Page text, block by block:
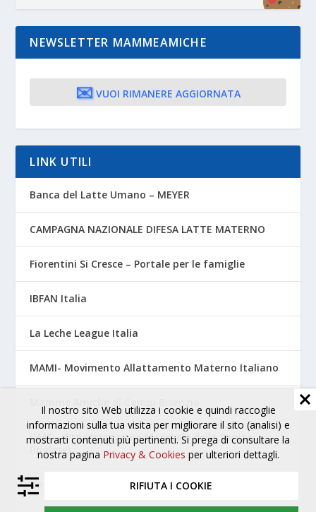
NEWSLETTER MAMMEAMICHE
✉️ VUOI RIMANERE AGGIORNATA
LINK UTILI
Banca del Latte Umano – MEYER
CAMPAGNA NAZIONALE DIFESA LATTE MATERNO
Fiorentini Si Cresce – Portale per le famiglie
IBFAN Italia
La Leche League Italia
MAMI- Movimento Allattamento Materno Italiano
OMS – Organizzazione Mondiale della Sanità
(inglese)
Tossicologia Perinatale – AOUC Careggi
Il nostro sito Web utilizza i cookie e quindi raccoglie
informazioni sulla tua visita per migliorare il sito (analisi) e
mostrarti contenuti più pertinenti. Si prega di consultare la
nostra pagina Privacy & Cookies per ulteriori dettagli.
RIFIUTA I COOKIE